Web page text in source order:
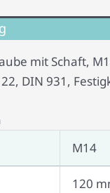
mit Schaft,
DIN 931,
M14
120